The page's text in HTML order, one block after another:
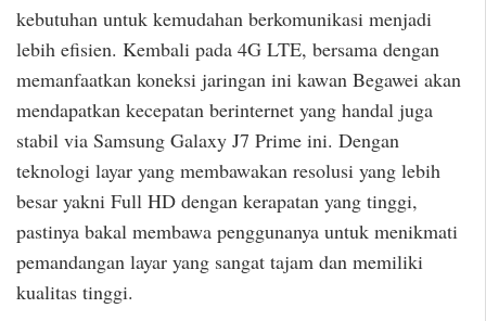
kebutuhan untuk kemudahan berkomunikasi menjadi
lebih efisien. Kembali pada 4G LTE, bersama dengan
memanfaatkan koneksi jaringan ini kawan Begawei akan
mendapatkan kecepatan berinternet yang handal juga
stabil via Samsung Galaxy J7 Prime ini. Dengan
teknologi layar yang membawakan resolusi yang lebih
besar yakni Full HD dengan kerapatan yang tinggi,
pastinya bakal membawa penggunanya untuk menikmati
pemandangan layar yang sangat tajam dan memiliki
kualitas tinggi.